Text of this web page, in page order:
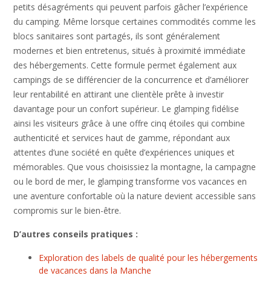
petits désagréments qui peuvent parfois gâcher l’expérience
du camping. Même lorsque certaines commodités comme les
blocs sanitaires sont partagés, ils sont généralement
modernes et bien entretenus, situés à proximité immédiate
des hébergements. Cette formule permet également aux
campings de se différencier de la concurrence et d’améliorer
leur rentabilité en attirant une clientèle prête à investir
davantage pour un confort supérieur. Le glamping fidélise
ainsi les visiteurs grâce à une offre cinq étoiles qui combine
authenticité et services haut de gamme, répondant aux
attentes d’une société en quête d’expériences uniques et
mémorables. Que vous choisissiez la montagne, la campagne
ou le bord de mer, le glamping transforme vos vacances en
une aventure confortable où la nature devient accessible sans
compromis sur le bien-être.
D’autres conseils pratiques :
Exploration des labels de qualité pour les hébergements
de vacances dans la Manche